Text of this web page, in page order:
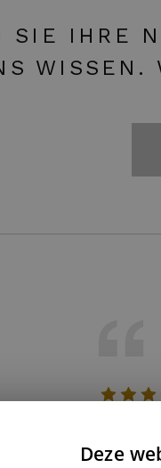
SIE IHRE
WISSEN.
van
en zeer
werd
Deze